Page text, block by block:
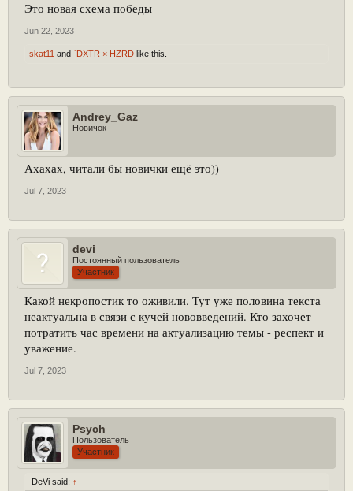
Это новая схема победы
Jun 22, 2023
skat11 and `DXTR × HZRD like this.
Andrey_Gaz
Новичок
Ахахах, читали бы новички ещё это))
Jul 7, 2023
devi
Постоянный пользователь
Участник
Какой некропостик то оживили. Тут уже половина текста
неактуальна в связи с кучей нововведений. Кто захочет
потратить час времени на актуализацию темы - респект и
уважение.
Jul 7, 2023
Psych
Пользователь
Участник
DeVi said: ↑